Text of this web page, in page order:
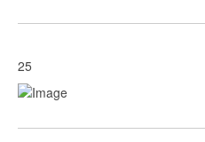
25